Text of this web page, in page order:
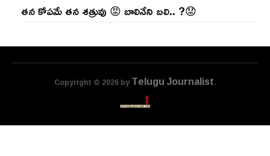
తన కోపమే తన శత్రువు 😡 బాలినేని బలి.. ?😟
Copyright © 2026 byTelugu Journalist.